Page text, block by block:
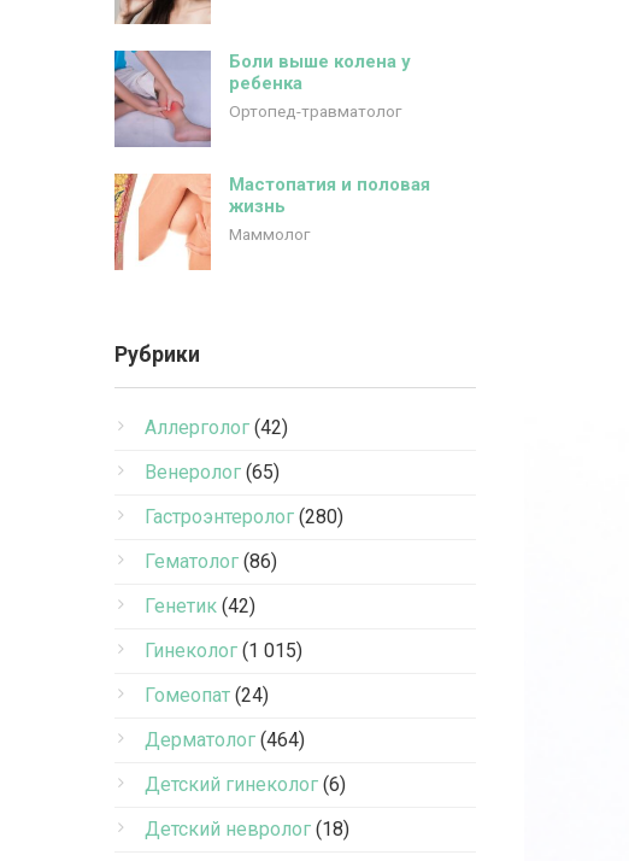
Боли выше колена у
ребенка
Ортопед-травматолог
Мастопатия и половая
жизнь
Маммолог
Рубрики
Аллерголог (42)
Венеролог (65)
Гастроэнтеролог (280)
Гематолог (86)
Генетик (42)
Гинеколог (1 015)
Гомеопат (24)
Дерматолог (464)
Детский гинеколог (6)
Детский невролог (18)